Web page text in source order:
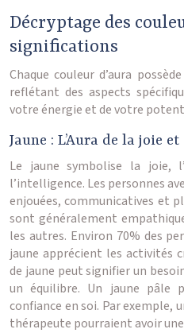
Décryptage des
significations
Chaque couleur d’aura
reflétant des aspects
votre énergie et de votre
Jaune : L’Aura de la joie
Le jaune symbolise la joie,
l’intelligence. Les personnes
enjouées, communicatives et
sont généralement
les autres. Environ 70% des
jaune apprécient les activités
de jaune peut signifier un
un équilibre. Un jaune pâle
confiance en soi. Par exemple,
thérapeute pourraient avoir